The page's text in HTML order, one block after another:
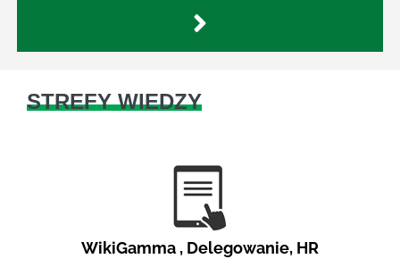
STREFY WIEDZY
WikiGamma , Delegowanie, HR